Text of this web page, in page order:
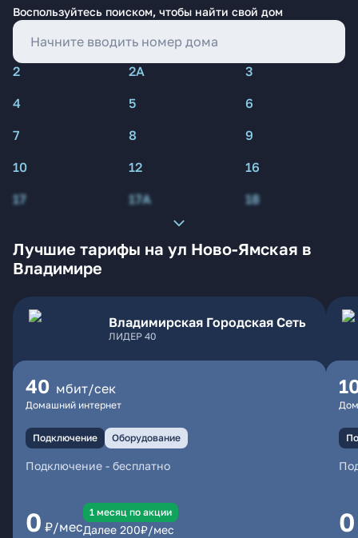
Воспользуйтесь поиском, чтобы найти свой дом
2 2А
3
4
5
6
7
8
9
10
12
16
17
17А 18
Лучшие тарифы на ул Ново-Ямская в
Владимире
Владимирская Городская Сеть
ЛИДЕР 40
40 мбит/сек
Домашний интернет
Подключение Оборудование
Подключение - бесплатно
0 ₽/мес
1 месяц по акции
Далее 200₽/мес 0